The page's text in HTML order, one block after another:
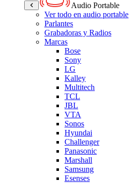
Audio Portable
Ver todo en audio portable
Parlantes
Grabadoras y Radios
Marcas
Bose
Sony
LG
Kalley
Multitech
TCL
JBL
VTA
Sonos
Hyundai
Challenger
Panasonic
Marshall
Samsung
Esenses